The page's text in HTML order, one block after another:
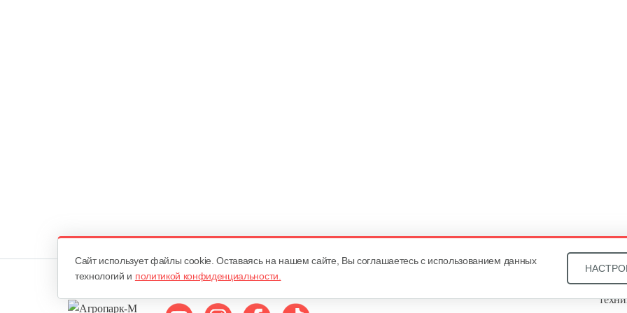
Cайт использует файлы cookie. Оставаясь на нашем сайте, Вы соглашаетесь с использованием данных
технологий и политикой конфиденциальности.